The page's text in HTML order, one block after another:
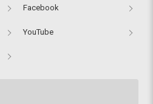
Facebook
YouTube